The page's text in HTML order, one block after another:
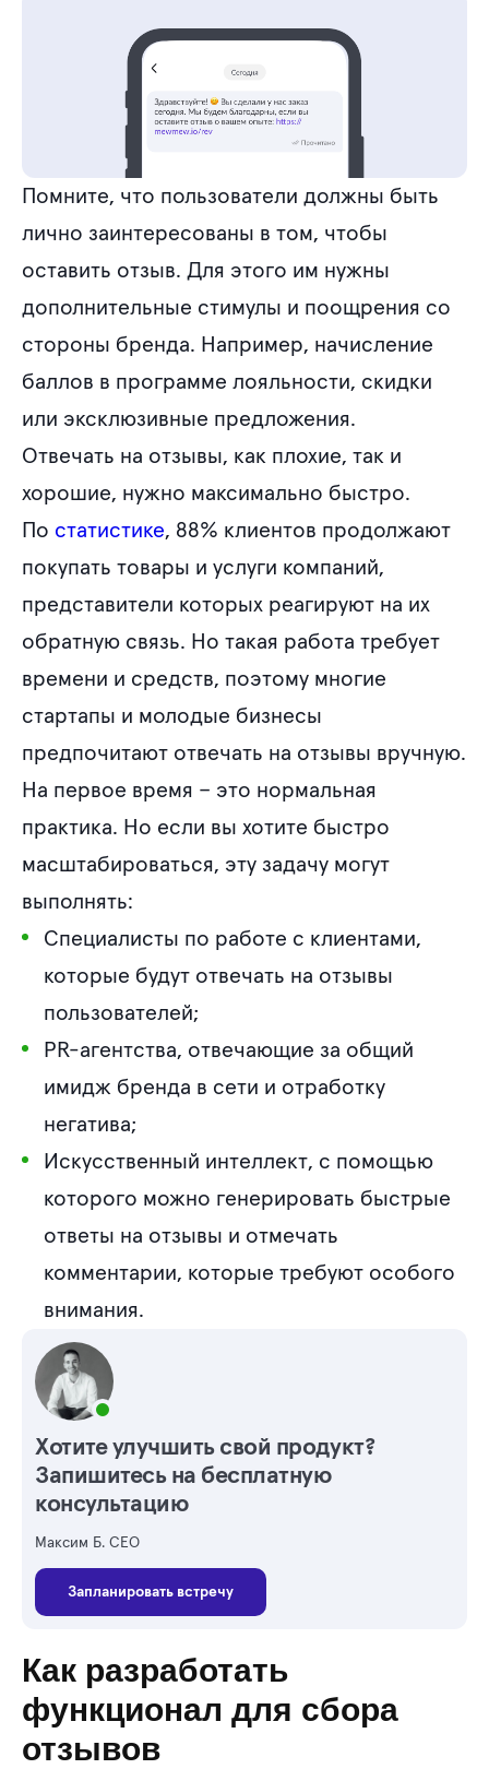
Помните, что пользователи должны быть
лично заинтересованы в том, чтобы
оставить отзыв. Для этого им нужны
дополнительные стимулы и поощрения со
стороны бренда. Например, начисление
баллов в программе лояльности, скидки
или эксклюзивные предложения.
Отвечать на отзывы, как плохие, так и
хорошие, нужно максимально быстро.
По статистике, 88% клиентов продолжают
покупать товары и услуги компаний,
представители которых реагируют на их
обратную связь. Но такая работа требует
времени и средств, поэтому многие
стартапы и молодые бизнесы
предпочитают отвечать на отзывы вручную.
На первое время – это нормальная
практика. Но если вы хотите быстро
масштабироваться, эту задачу могут
выполнять:
Специалисты по работе с клиентами,
которые будут отвечать на отзывы
пользователей;
PR-агентства, отвечающие за общий
имидж бренда в сети и отработку
негатива;
Искусственный интеллект, с помощью
которого можно генерировать быстрые
ответы на отзывы и отмечать
комментарии, которые требуют особого
внимания.
Хотите улучшить свой продукт?
Запишитесь на бесплатную
консультацию
Максим Б. CEO
Запланировать встречу
Как разработать
функционал для сбора
отзывов